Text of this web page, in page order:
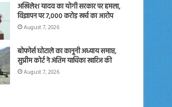
अखिलेश यादव का योगी सरकार पर हमला,
विज्ञापन पर 7,000 करोड़ खर्च का आरोप
August 7, 2026
बोफोर्स घोटाले का कानूनी अध्याय समाप्त,
सुप्रीम कोर्ट ने अंतिम याचिका खारिज की
August 7, 2026